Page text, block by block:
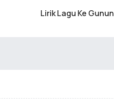
Lirik Lagu Ke